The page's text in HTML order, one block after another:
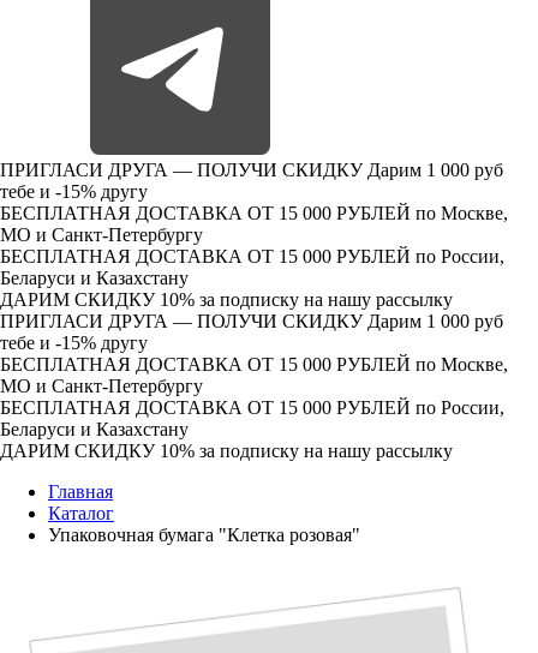
ПРИГЛАСИ ДРУГА — ПОЛУЧИ СКИДКУ Дарим 1 000 руб
тебе и -15% другу
БЕСПЛАТНАЯ ДОСТАВКА ОТ 15 000 РУБЛЕЙ по Москве,
МО и Санкт-Петербургу
БЕСПЛАТНАЯ ДОСТАВКА ОТ 15 000 РУБЛЕЙ по России,
Беларуси и Казахстану
ДАРИМ СКИДКУ 10% за подписку на нашу рассылку
ПРИГЛАСИ ДРУГА — ПОЛУЧИ СКИДКУ Дарим 1 000 руб
тебе и -15% другу
БЕСПЛАТНАЯ ДОСТАВКА ОТ 15 000 РУБЛЕЙ по Москве,
МО и Санкт-Петербургу
БЕСПЛАТНАЯ ДОСТАВКА ОТ 15 000 РУБЛЕЙ по России,
Беларуси и Казахстану
ДАРИМ СКИДКУ 10% за подписку на нашу рассылку
Главная
Каталог
Упаковочная бумага "Клетка розовая"